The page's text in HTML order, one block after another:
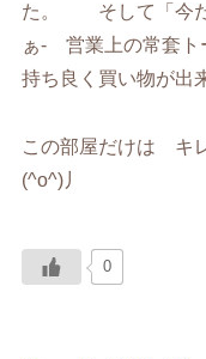
た。 そして「今だ
ぁ- 営業上の常套ト
持ち良く買い物が出
この部屋だけは キ
(^o^)丿
0